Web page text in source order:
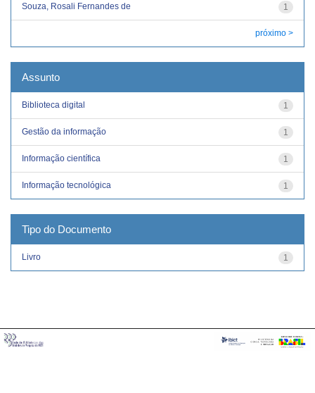
1
Souza, Rosali Fernandes de
próximo >
Assunto
1
Biblioteca digital
1
Gestão da informação
1
Informação científica
1
Informação tecnológica
Tipo do Documento
1
Livro